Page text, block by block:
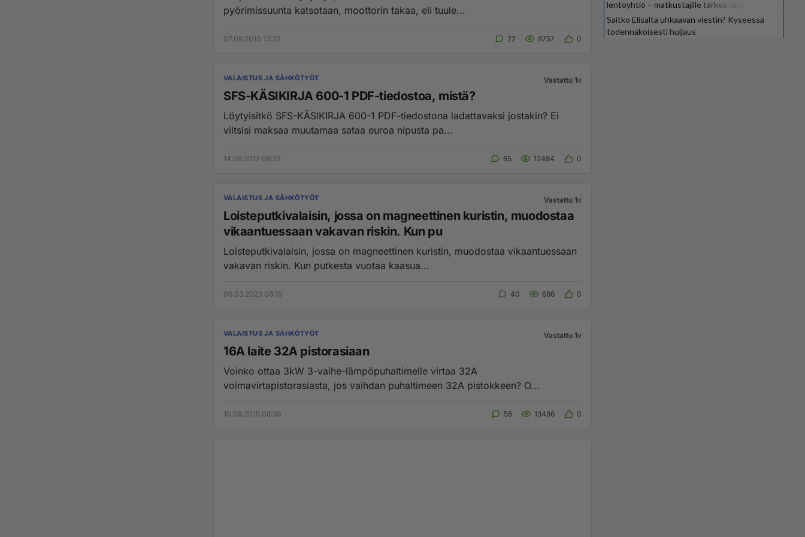
pyörimissuunta katsotaan, moottorin takaa, eli tuule...
07.09.2010 13:32 22 8757 0
VALAISTUS JA SÄHKÖTYÖT Vastattu 1v
SFS-KÄSIKIRJA 600-1 PDF-tiedostoa, mistä?
Löytyisitkö SFS-KÄSIKIRJA 600-1 PDF-tiedostona ladattavaksi jostakin? Ei
viitsisi maksaa muutamaa sataa euroa nipusta pa...
14.06.2017 08:37 65 12484 0
VALAISTUS JA SÄHKÖTYÖT Vastattu 1v
Loisteputkivalaisin, jossa on magneettinen kuristin, muodostaa
vikaantuessaan vakavan riskin. Kun pu
Loisteputkivalaisin, jossa on magneettinen kuristin, muodostaa vikaantuessaan
vakavan riskin. Kun putkesta vuotaa kaasua...
06.03.2023 08:15 40 686 0
VALAISTUS JA SÄHKÖTYÖT Vastattu 1v
16A laite 32A pistorasiaan
Voinko ottaa 3kW 3-vaihe-lämpöpuhaltimelle virtaa 32A
voimavirtapistorasiasta, jos vaihdan puhaltimeen 32A pistokkeen? O...
10.09.2015 08:39 58 13486 0
lentoyhtiö – matkustajille tärkeä rajoitus
Saitko Elisalta uhkaavan viestin? Kyseessä
todennäköisesti huijaus